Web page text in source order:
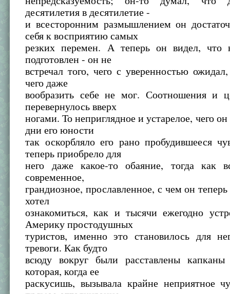
десятилетия в десятилетие -
и всесторонним размышлением он
себя к восприятию самых
резких перемен. А теперь он видел,
подготовлен - он не
встречал того, чего с уверенностью
чего даже
вообразить себе не мог. Соотношения и
перевернулось вверх
ногами. То неприглядное и устарелое, чего
дни его юности
так оскорбляло его рано пробудившееся
теперь приобрело для
него даже какое-то обаяние, тогда как
современное,
грандиозное, прославленное, с чем он
хотел
ознакомиться, как и тысячи ежегодно
Америку простодушных
туристов, именно это становилось для
тревоги. Как будто
всюду вокруг были расставлены
которая, когда ее
раскусишь, вызывала крайне неприятное